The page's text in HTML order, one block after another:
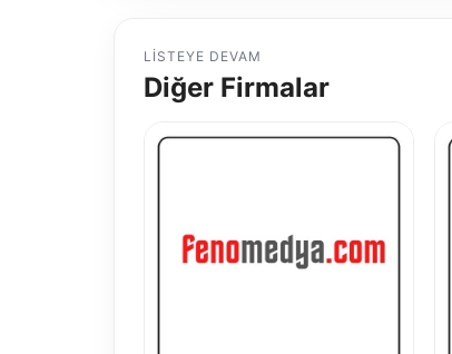
LISTEYE DEVAM
Diğer Firmalar